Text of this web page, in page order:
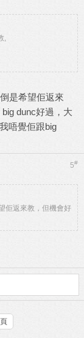
,
是希望佢返來
dunc好過，大
唔覺佢跟big
5#
佢返來教，但機會好